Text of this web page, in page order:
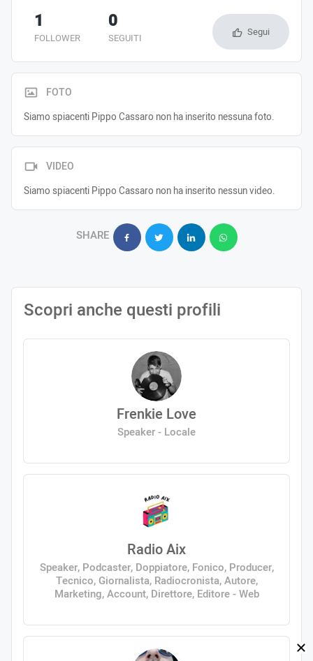
FOLLOWER
1
SEGUITI
0 Segui
FOTO
Siamo spiacenti Pippo Cassaro non ha inserito nessuna foto.
VIDEO
Siamo spiacenti Pippo Cassaro non ha inserito nessun video.
SHARE
Scopri anche questi profili
Frenkie Love
Speaker - Locale
Radio Aix
Speaker, Podcaster, Doppiatore, Fonico, Producer,
Tecnico, Giornalista, Radiocronista, Autore,
Marketing, Account, Direttore, Editore - Web